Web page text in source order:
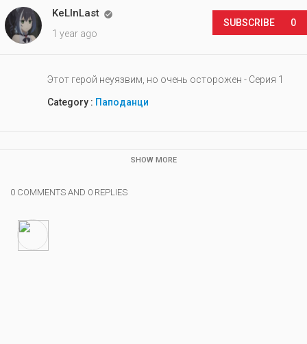
KeLlnLast 
1 year ago
SUBSCRIBE 0
Этот герой неуязвим, но очень осторожен - Серия 1
Category : Паподанци
SHOW MORE
0 COMMENTS AND 0 REPLIES